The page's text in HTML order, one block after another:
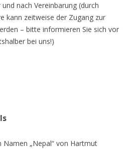
nach Vereinbarung (durch
kann zeitweise der Zugang zur
– bitte informieren Sie sich vor
bei uns!)
„Nepal“ von Hartmut